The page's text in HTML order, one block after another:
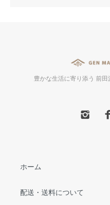
豊かな生活に寄り添う 前
ホーム
配送・送料について